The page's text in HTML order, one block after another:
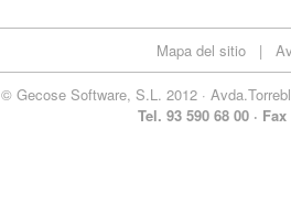
Mapa del sitio |
© Gecose Software, S.L. 2012 ·
Tel. 93 590 68 00 ·